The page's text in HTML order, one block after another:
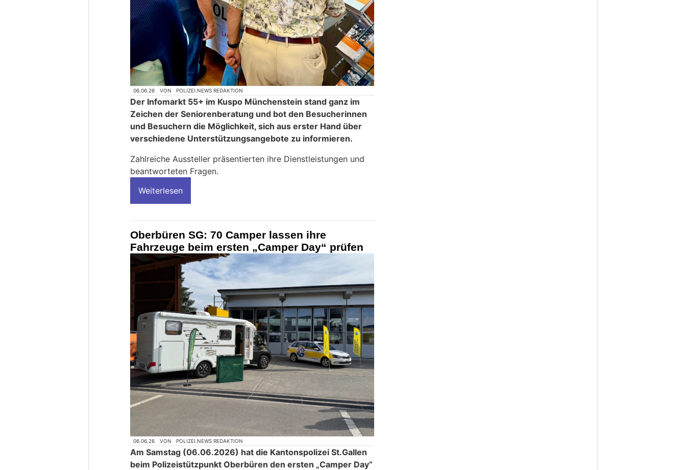
06.06.26 VON POLIZEI.NEWS REDAKTION
Der Infomarkt 55+ im Kuspo Münchenstein stand ganz im
Zeichen der Seniorenberatung und bot den Besucherinnen
und Besuchern die Möglichkeit, sich aus erster Hand über
verschiedene Unterstützungsangebote zu informieren.
Zahlreiche Aussteller präsentierten ihre Dienstleistungen und
beantworteten Fragen.
Weiterlesen
Oberbüren SG: 70 Camper lassen ihre
Fahrzeuge beim ersten „Camper Day“ prüfen
06.06.26 VON POLIZEI.NEWS REDAKTION
Am Samstag (06.06.2026) hat die Kantonspolizei St.Gallen
beim Polizeistützpunkt Oberbüren den ersten „Camper Day“